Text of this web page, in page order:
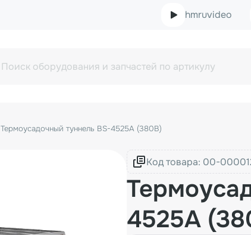
hmruvideo
Термоусадочный туннель BS-4525A (380В)
Код товара:
4525A